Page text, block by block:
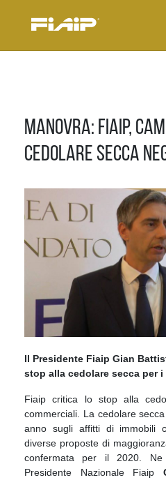
Manovra: Fiaip,
cedolare secca
Il Presidente Fiaip Gian
stop alla cedolare secca per i
Fiaip critica lo stop alla
commerciali. La cedolare
anno sugli affitti di immobili
diverse proposte di
confermata per il 2020.
Presidente Nazionale Fiaip